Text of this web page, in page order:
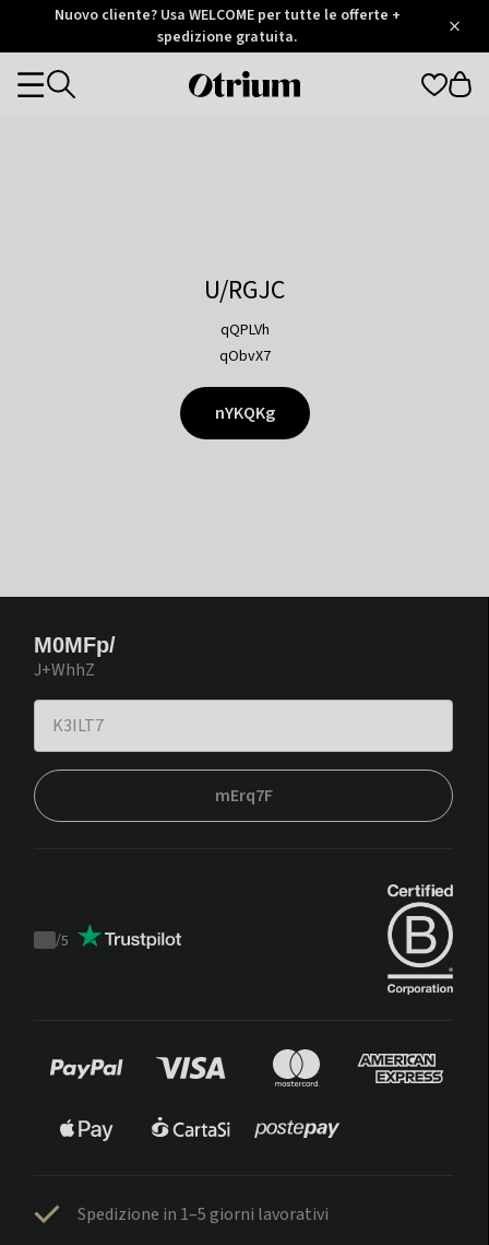
Otrium
Trustpilot
Nuovo cliente? Usa WELCOME per tutte le offerte +
spedizione gratuita.
Otrium
Categories
U/RGJC
qQPLVh
qObvX7
nYKQKg
M0MFp/
J+WhhZ
mErq7F
Trustpilot
/5
Spedizione in 1–5 giorni lavorativi